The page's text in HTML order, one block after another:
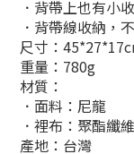
．背帶上也有小
．背帶線收納，
尺寸：
重量：780g
材質：
．面料： 尼龍
．裡布： 聚酯纖維
產地：台灣